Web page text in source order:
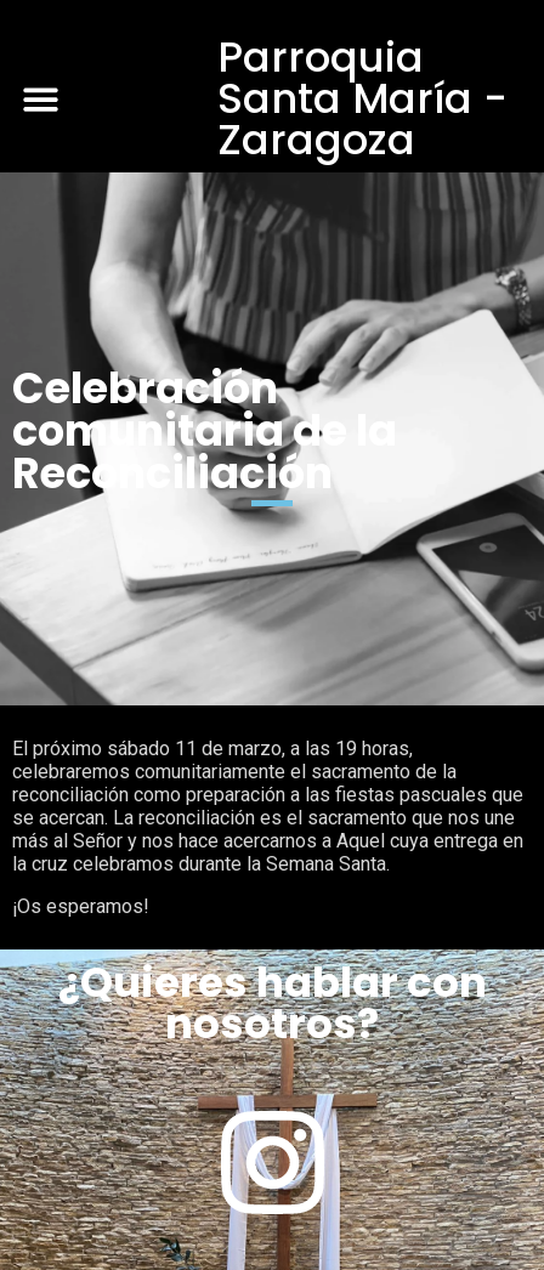
Parroquia
Santa María -
Zaragoza
Celebración
comunitaria de la
Reconciliación
El próximo sábado 11 de marzo, a las 19 horas,
celebraremos comunitariamente el sacramento de la
reconciliación como preparación a las fiestas pascuales que
se acercan. La reconciliación es el sacramento que nos une
más al Señor y nos hace acercarnos a Aquel cuya entrega en
la cruz celebramos durante la Semana Santa.
¡Os esperamos!
¿Quieres hablar con
nosotros?